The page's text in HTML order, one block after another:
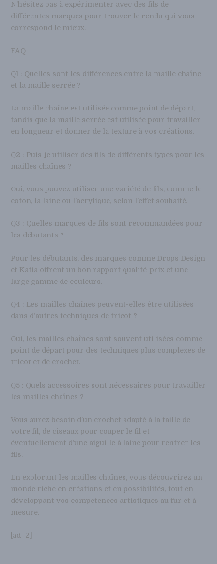
N’hésitez pas à expérimenter avec des fils de
différentes marques pour trouver le rendu qui vous
correspond le mieux.
FAQ
Q1 : Quelles sont les différences entre la maille chaîne
et la maille serrée ?
La maille chaîne est utilisée comme point de départ,
tandis que la maille serrée est utilisée pour travailler
en longueur et donner de la texture à vos créations.
Q2 : Puis-je utiliser des fils de différents types pour les
mailles chaînes ?
Oui, vous pouvez utiliser une variété de fils, comme le
coton, la laine ou l’acrylique, selon l’effet souhaité.
Q3 : Quelles marques de fils sont recommandées pour
les débutants ?
Pour les débutants, des marques comme Drops Design
et Katia offrent un bon rapport qualité-prix et une
large gamme de couleurs.
Q4 : Les mailles chaînes peuvent-elles être utilisées
dans d’autres techniques de tricot ?
Oui, les mailles chaînes sont souvent utilisées comme
point de départ pour des techniques plus complexes de
tricot et de crochet.
Q5 : Quels accessoires sont nécessaires pour travailler
les mailles chaînes ?
Vous aurez besoin d’un crochet adapté à la taille de
votre fil, de ciseaux pour couper le fil et
éventuellement d’une aiguille à laine pour rentrer les
fils.
En explorant les mailles chaînes, vous découvrirez un
monde riche en créations et en possibilités, tout en
développant vos compétences artistiques au fur et à
mesure.
[ad_2]